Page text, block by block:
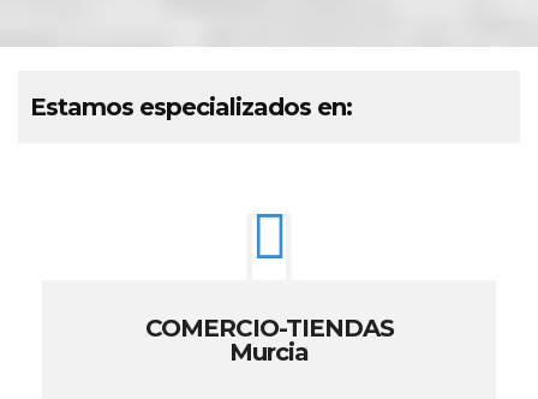
Estamos especializados en:
COMERCIO-TIENDAS
Murcia